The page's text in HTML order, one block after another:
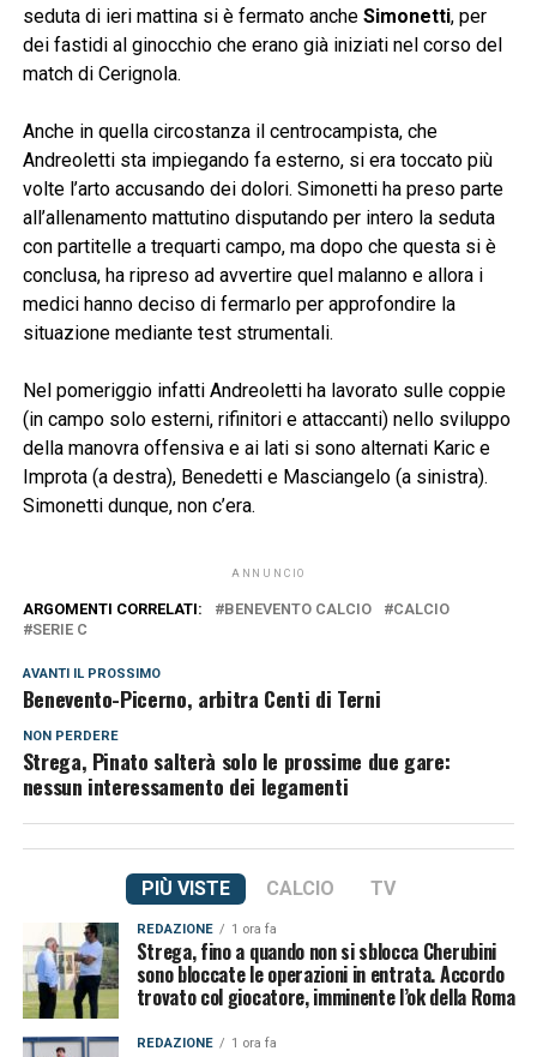
seduta di ieri mattina si è fermato anche Simonetti, per
dei fastidi al ginocchio che erano già iniziati nel corso del
match di Cerignola.
Anche in quella circostanza il centrocampista, che
Andreoletti sta impiegando fa esterno, si era toccato più
volte l’arto accusando dei dolori. Simonetti ha preso parte
all’allenamento mattutino disputando per intero la seduta
con partitelle a trequarti campo, ma dopo che questa si è
conclusa, ha ripreso ad avvertire quel malanno e allora i
medici hanno deciso di fermarlo per approfondire la
situazione mediante test strumentali.
Nel pomeriggio infatti Andreoletti ha lavorato sulle coppie
(in campo solo esterni, rifinitori e attaccanti) nello sviluppo
della manovra offensiva e ai lati si sono alternati Karic e
Improta (a destra), Benedetti e Masciangelo (a sinistra).
Simonetti dunque, non c’era.
ANNUNCIO
ARGOMENTI CORRELATI: BENEVENTO CALCIO
CALCIO
SERIE C
AVANTI IL ​​PROSSIMO
Benevento-Picerno, arbitra Centi di Terni
NON PERDERE
Strega, Pinato salterà solo le prossime due gare:
nessun interessamento dei legamenti
PIÙ VISTE CALCIO TV
REDAZIONE 1 ora fa
Strega, fino a quando non si sblocca Cherubini
sono bloccate le operazioni in entrata. Accordo
trovato col giocatore, imminente l’ok della Roma
REDAZIONE 1 ora fa